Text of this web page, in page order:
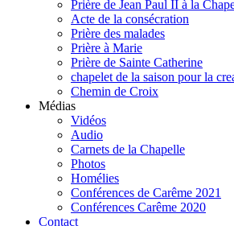
Prière de Jean Paul II à la
Acte de la consécration
Prière des malades
Prière à Marie
Prière de Sainte Catherine
chapelet de la saison pour la
Chemin de Croix
Médias
Vidéos
Audio
Carnets de la Chapelle
Photos
Homélies
Conférences de Carême 2021
Conférences Carême 2020
Contact